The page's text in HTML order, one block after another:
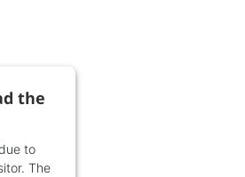
the
to
The